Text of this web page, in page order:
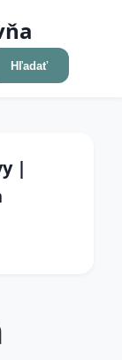
Hľadať
|